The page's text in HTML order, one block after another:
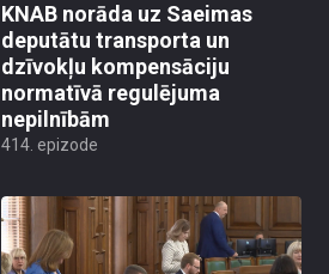
KNAB norāda uz Saeimas
deputātu transporta un
dzīvokļu kompensāciju
normatīvā regulējuma
nepilnībām
414. epizode